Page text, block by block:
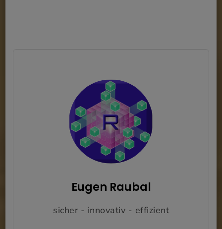
Eugen Raubal
sicher - innovativ - effizient